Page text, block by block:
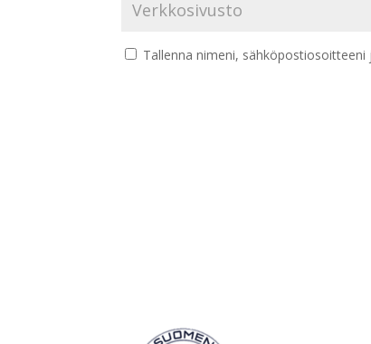
Tallenna nimeni,